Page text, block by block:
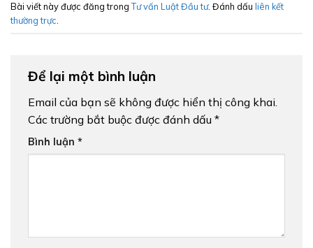
Bài viết này được đăng trongTư vấn Luật Đầu tư. Đánh dấu liên kết
thường trực.
Để lại một bình luận
Email của bạn sẽ không được hiển thị công khai.
Các trường bắt buộc được đánh dấu *
Bình luận *